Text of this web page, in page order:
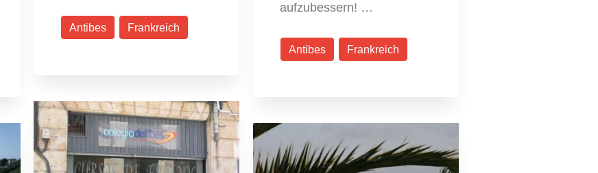
Antibes Frankreich
aufzubessern! …
Antibes Frankreich